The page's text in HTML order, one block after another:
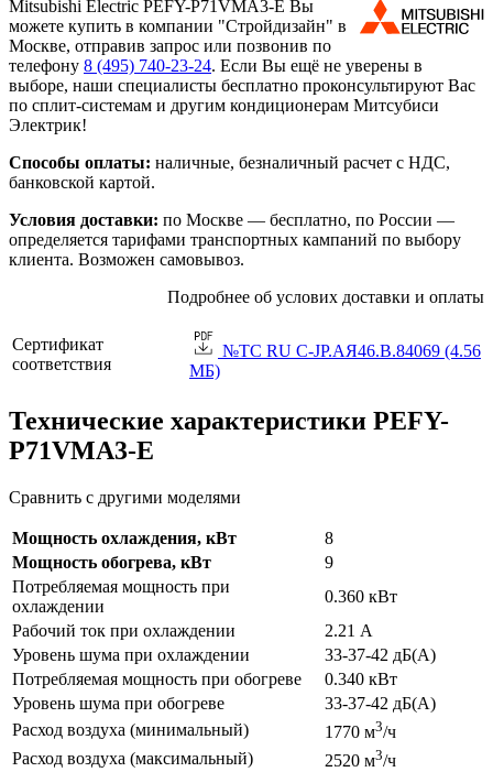
Mitsubishi Electric PEFY-P71VMA3-E Вы
можете купить в компании "Стройдизайн" в
Москве, отправив запрос или позвонив по
телефону 8 (495) 740-23-24. Если Вы ещё не уверены в
выборе, наши специалисты бесплатно проконсультируют Вас
по сплит-системам и другим кондиционерам Митсубиси
Электрик!
Способы оплаты: наличные, безналичный расчет с НДС,
банковской картой.
Условия доставки: по Москве — бесплатно, по России —
определяется тарифами транспортных кампаний по выбору
клиента. Возможен самовывоз.
Подробнее об услових доставки и оплаты
Сертификат
соответствия
№TC RU C-JP.АЯ46.B.84069 (4.56
МБ)
Технические характеристики PEFY-
P71VMA3-E
Сравнить с другими моделями
Мощность охлаждения, кВт
8
Мощность обогрева, кВт
9
Потребляемая мощность при
охлаждении
0.360 кВт
Рабочий ток при охлаждении
2.21 А
Уровень шума при охлаждении
33-37-42 дБ(А)
Потребляемая мощность при обогреве
0.340 кВт
Уровень шума при обогреве
33-37-42 дБ(А)
Расход воздуха (минимальный)
1770 м3/ч
Расход воздуха (максимальный)
2520 м3/ч